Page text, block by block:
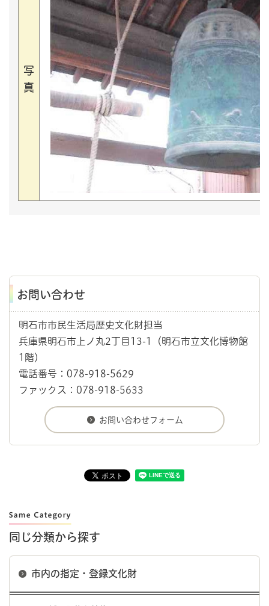
写
真
お問い合わせ
明石市市民生活局歴史文化財担当
兵庫県明石市上ノ丸2丁目13-1（明石市立文化博物館
1階）
電話番号：078-918-5629
ファックス：078-918-5633
同じ分類から探す
市内の指定・登録文化財